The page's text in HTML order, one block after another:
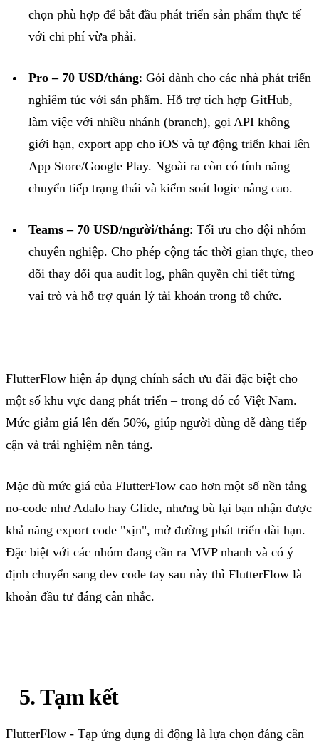
chọn phù hợp để bắt đầu phát triển sản phẩm thực tế
với chi phí vừa phải.
Pro – 70 USD/tháng: Gói dành cho các nhà phát triển
nghiêm túc với sản phẩm. Hỗ trợ tích hợpGitHub,
làm việc với nhiều nhánh (branch), gọi API không
giới hạn, export app choiOS và tự động triển khai lên
App Store/Google Play. Ngoài ra còn có tính năng
chuyển tiếp trạng thái và kiểm soátlogic nâng cao.
Teams – 70 USD/người/tháng: Tối ưu cho đội nhóm
chuyên nghiệp. Cho phép cộng tác thời gian thực, theo
dõi thay đổi qua audit log, phân quyền chi tiết từng
vai trò và hỗ trợ quản lý tài khoản trong tổ chức.
FlutterFlow hiện áp dụng chính sách ưu đãi đặc biệt cho
một số khu vực đang phát triển – trong đó có Việt Nam.
Mức giảm giá lên đến 50%, giúp người dùng dễ dàng tiếp
cận và trải nghiệm nền tảng.
Mặc dù mức giá của FlutterFlow cao hơn một số nền tảng
no-code như Adalo hay Glide, nhưng bù lại bạn nhận được
khả năng export code "xịn", mở đường phát triển dài hạn.
Đặc biệt với các nhóm đang cần ra MVP nhanh và có ý
định chuyển sang dev code tay sau này thì FlutterFlow là
khoản đầu tư đáng cân nhắc.
5.Tạm kết
FlutterFlow - Tạp ứng dụng di động là lựa chọn đáng cân